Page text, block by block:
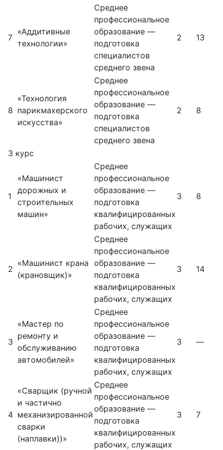
7
«Аддитивные
технологии»
Среднее
профессиональное
образование —
подготовка
специалистов
среднего звена
2 13
8
«Технология
парикмахерского
искусства»
Среднее
профессиональное
образование —
подготовка
специалистов
среднего звена
2 8
3 курс
1
«Машинист
дорожных и
строительных
машин»
Среднее
профессиональное
образование —
подготовка
квалифицированных
рабочих, служащих
3 8
2
«Машинист крана
(крановщик)»
Среднее
профессиональное
образование —
подготовка
квалифицированных
рабочих, служащих
3 14
3
«Мастер по
ремонту и
обслуживанию
автомобилей»
Среднее
профессиональное
образование —
подготовка
квалифицированных
рабочих, служащих
3 —
4
«Сварщик (ручной
и частично
механизированной
сварки
(наплавки))»
Среднее
профессиональное
образование —
подготовка
квалифицированных
рабочих, служащих
3 7